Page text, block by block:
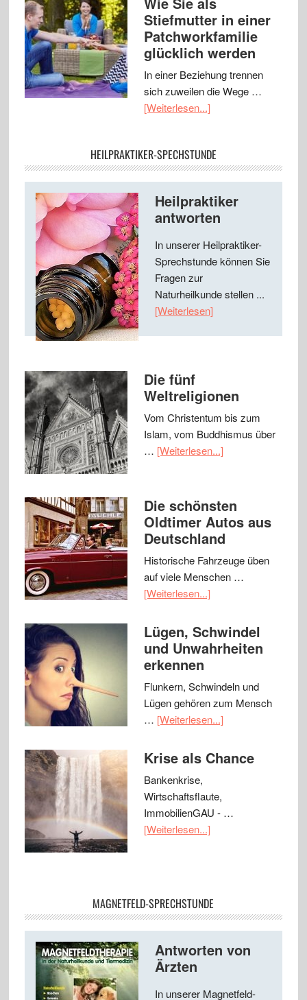
Stiefmutter in einer
Patchworkfamilie
glücklich werden
In einer Beziehung trennen
sich zuweilen die Wege …
[Weiterlesen...]
HEILPRAKTIKER-SPECHSTUNDE
Heilpraktiker
antworten
In unserer Heilpraktiker-
Sprechstunde können Sie
Fragen zur
Naturheilkunde stellen ...
[Weiterlesen]
Die fünf
Weltreligionen
Vom Christentum bis zum
Islam, vom Buddhismus über
… [Weiterlesen...]
Die schönsten
Oldtimer Autos aus
Deutschland
Historische Fahrzeuge üben
auf viele Menschen …
[Weiterlesen...]
Lügen, Schwindel
und Unwahrheiten
erkennen
Flunkern, Schwindeln und
Lügen gehören zum Mensch
… [Weiterlesen...]
Krise als Chance
Bankenkrise,
Wirtschaftsflaute,
ImmobilienGAU - …
[Weiterlesen...]
MAGNETFELD-SPRECHSTUNDE
Antworten von
Ärzten
In unserer Magnetfeld-